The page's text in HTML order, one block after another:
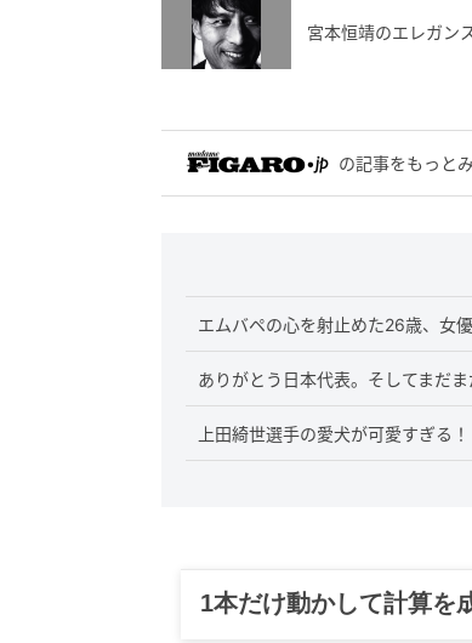
宮本恒靖のエレガン
の記事をもっと
エムバペの心を射止めた26歳、女
ありがとう日本代表。そしてまだ
上田綺世選手の愛犬が可愛すぎる
グルメ、ギャグ、子育